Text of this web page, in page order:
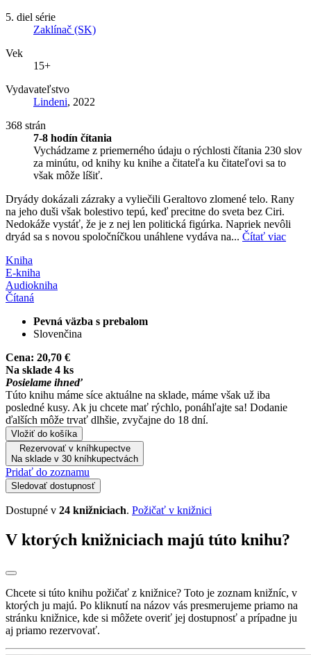
5. diel série
Zaklínač (SK)
Vek
15+
Vydavateľstvo
Lindeni, 2022
368 strán
7-8 hodín čítania
Vychádzame z priemerného údaju o rýchlosti čítania 230 slov
za minútu, od knihy ku knihe a čitateľa ku čitateľovi sa to
však môže líšiť.
Dryády dokázali zázraky a vyliečili Geraltovo zlomené telo. Rany
na jeho duši však bolestivo tepú, keď precitne do sveta bez Ciri.
Nedokáže vystáť, že je z nej len politická figúrka. Napriek nevôli
dryád sa s novou spoločníčkou unáhlene vydáva na... Čítať viac
Kniha
E-kniha
Audiokniha
Čítaná
Pevná väzba s prebalom
Slovenčina
Cena: 20,70 €
Na sklade 4 ks
Posielame ihneď
Túto knihu máme síce aktuálne na sklade, máme však už iba
posledné kusy. Ak ju chcete mať rýchlo, ponáhľajte sa! Dodanie
ďalších môže trvať dlhšie, zvyčajne do 18 dní.
Vložiť do košíka
Rezervovať v kníhkupectve
Na sklade v 30 kníhkupectvách
Pridať do zoznamu
Sledovať dostupnosť
Dostupné v 24 knižniciach. Požičať v knižnici
V ktorých knižniciach majú túto knihu?
Chcete si túto knihu požičať z knižnice? Toto je zoznam knižníc, v
ktorých ju majú. Po kliknutí na názov vás presmerujeme priamo na
stránku knižnice, kde si môžete overiť jej dostupnosť a prípadne ju
aj priamo rezervovať.